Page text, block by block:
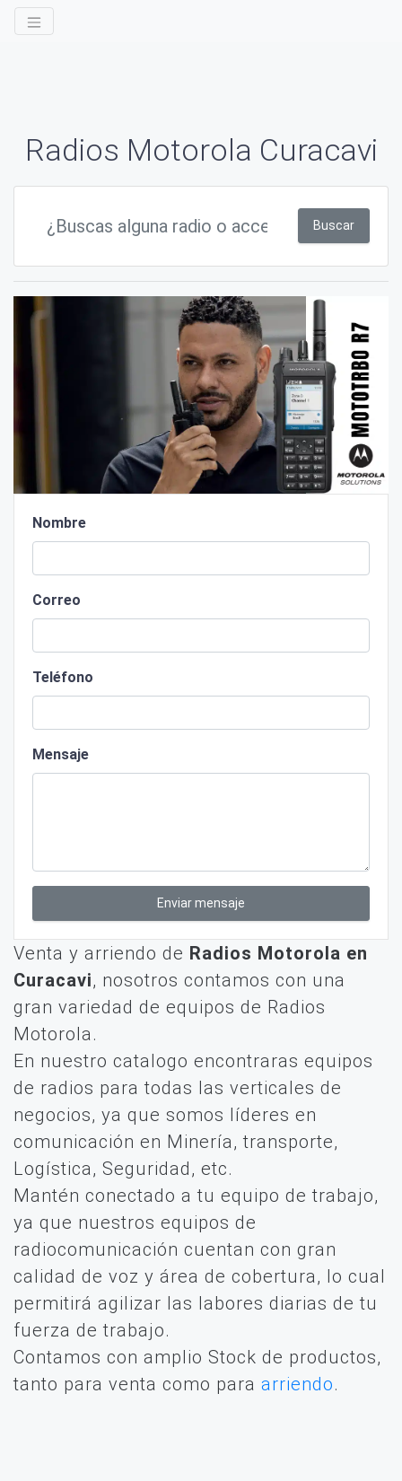
Radios Motorola Curacavi
Buscar
Nombre
Correo
Teléfono
Mensaje
Enviar mensaje
Venta y arriendo de Radios Motorola en
Curacavi, nosotros contamos con una
gran variedad de equipos de Radios
Motorola.
En nuestro catalogo encontraras equipos
de radios para todas las verticales de
negocios, ya que somos líderes en
comunicación en Minería, transporte,
Logística, Seguridad, etc.
Mantén conectado a tu equipo de trabajo,
ya que nuestros equipos de
radiocomunicación cuentan con gran
calidad de voz y área de cobertura, lo cual
permitirá agilizar las labores diarias de tu
fuerza de trabajo.
Contamos con amplio Stock de productos,
tanto para venta como para arriendo.